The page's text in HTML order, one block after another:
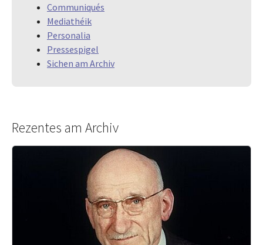
Communiqués
Mediathéik
Personalia
Pressespigel
Sichen am Archiv
Rezentes am Archiv